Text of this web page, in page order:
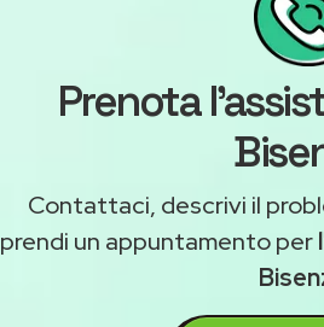
Prenota
Contattaci, descrivi il
prendi un appuntamento per